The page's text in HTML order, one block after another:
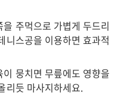
을 주먹으로 가볍게 두드리
니스공을 이용하면 효과적
이 뭉치면 무릎에도 영향을
리듯 마사지하세요.